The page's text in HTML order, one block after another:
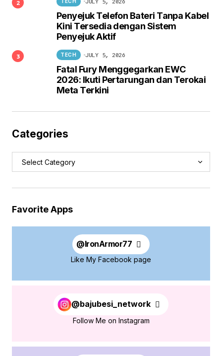
Penyejuk Telefon Bateri Tanpa Kabel
Kini Tersedia dengan Sistem
Penyejuk Aktif
Fatal Fury Menggegarkan EWC
2026: Ikuti Pertarungan dan Terokai
Meta Terkini
TECH JULY 5, 2026
Categories
Favorite Apps
@IronArmor77
Like My Facebook page
@bajubesi_network
Follow Me on Instagram